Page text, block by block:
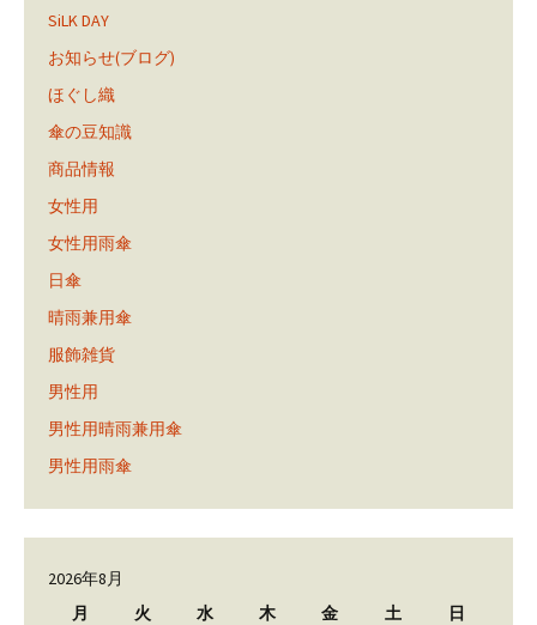
SiLK DAY
お知らせ(ブログ)
ほぐし織
傘の豆知識
商品情報
女性用
女性用雨傘
日傘
晴雨兼用傘
服飾雑貨
男性用
男性用晴雨兼用傘
男性用雨傘
2026年8月
月
火 水 木 金 土 日